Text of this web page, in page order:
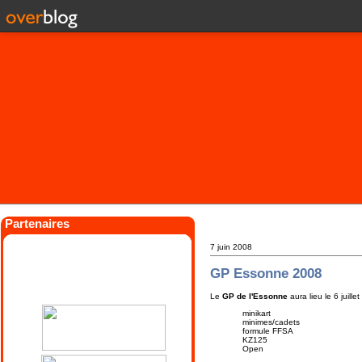
Partenaires
7 juin 2008
GP Essonne 2008
LeGP de l'Essonne aura lieu le 6
minikart
minimes/cadets
formule FFSA
KZ125
Open